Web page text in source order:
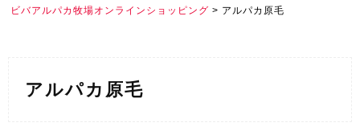
ビバアルパカ牧場オンラインショッピング > アルパカ原毛
アルパカ原毛